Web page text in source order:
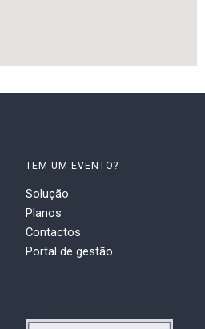
TEM UM EVENTO?
Solução
Planos
Contactos
Portal de gestão